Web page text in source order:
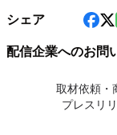
シェア
配信企業へのお問
取材依頼・
プレスリ